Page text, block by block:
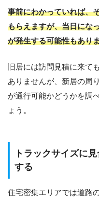
事前にわかっていれば、
もらえますが、当日にな
が発生する可能性もあり
旧居には訪問見積に来て
ありませんが、新居の周
が通行可能かどうかを調
ょう。
トラックサイズに
する
住宅密集エリアでは道路